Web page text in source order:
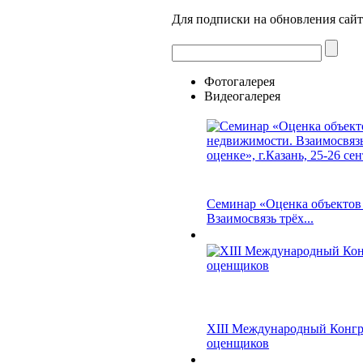
Для подписки на обновления
Фотогалерея
Видеогалерея
Семинар «Оценка
Взаимосвязь трёх...
XIII Международный
оценщиков